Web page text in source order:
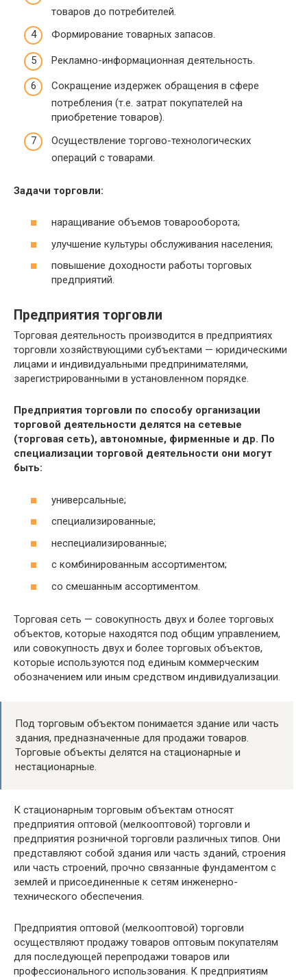
товаров до потребителей.
Формирование товарных запасов.
Рекламно-информационная деятельность.
Сокращение издержек обращения в сфере
потребления (т.е. затрат покупателей на
приобретение товаров).
Осуществление торгово-технологических
операций с товарами.
Задачи торговли:
наращивание объемов товарооборота;
улучшение культуры обслуживания населения;
повышение доходности работы торговых
предприятий.
Предприятия торговли
Торговая деятельность производится в предприятиях
торговли хозяйствующими субъектами — юридическими
лицами и индивидуальными предпринимателями,
зарегистрированными в установленном порядке.
Предприятия торговли по способу организации
торговой деятельности делятся на сетевые
(торговая сеть), автономные, фирменные и др. По
специализации торговой деятельности они могут
быть:
универсальные;
специализированные;
неспециализированные;
с комбинированным ассортиментом;
со смешанным ассортиментом.
Торговая сеть — совокупность двух и более торговых
объектов, которые находятся под общим управлением,
или совокупность двух и более торговых объектов,
которые используются под единым коммерческим
обозначением или иным средством индивидуализации.
Под торговым объектом понимается здание или часть
здания, предназначенные для продажи товаров.
Торговые объекты делятся на стационарные и
нестационарные.
К стационарным торговым объектам относят
предприятия оптовой (мелкооптовой) торговли и
предприятия розничной торговли различных типов. Они
представляют собой здания или часть зданий, строения
или часть строений, прочно связанные фундаментом с
землей и присоединенные к сетям инженерно-
технического обеспечения.
Предприятия оптовой (мелкооптовой) торговли
осуществляют продажу товаров оптовым покупателям
для последующей перепродажи товаров или
профессионального использования. К предприятиям